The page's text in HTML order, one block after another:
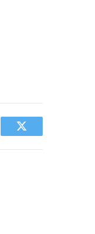
Twitter